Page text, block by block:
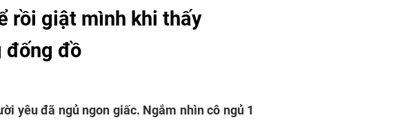
rồi giật mình khi thấy
đống đồ
yêu đã ngủ ngon giấc. Ngắm nhìn cô ngủ 1